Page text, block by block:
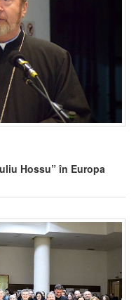
Hossu” în Europa